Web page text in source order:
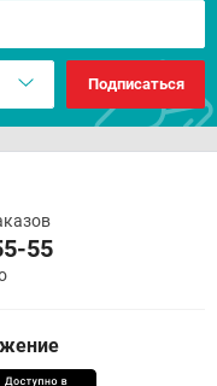
Подписаться
55